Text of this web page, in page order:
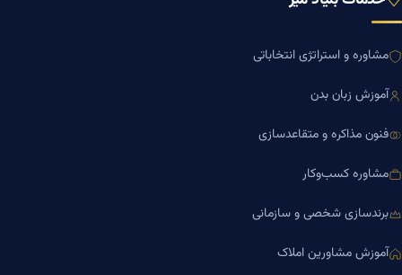
مشاوره و استراتژی انتخاباتی
آموزش زبان بدن
فنون مذاکره و متقاعدسازی
مشاوره کسب‌وکار
برندسازی شخصی و سازمانی
آموزش مشاورین املاک